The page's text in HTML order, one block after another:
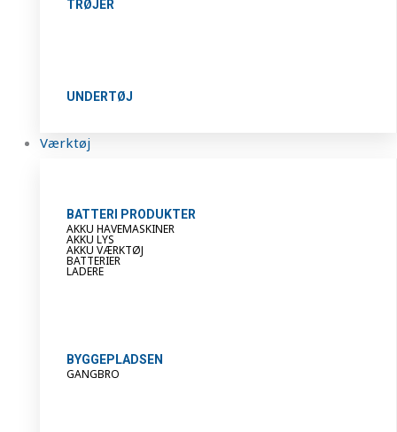
TRØJER
UNDERTØJ
Værktøj
BATTERI PRODUKTER
AKKU HAVEMASKINER
AKKU LYS
AKKU VÆRKTØJ
BATTERIER
LADERE
BYGGEPLADSEN
GANGBRO